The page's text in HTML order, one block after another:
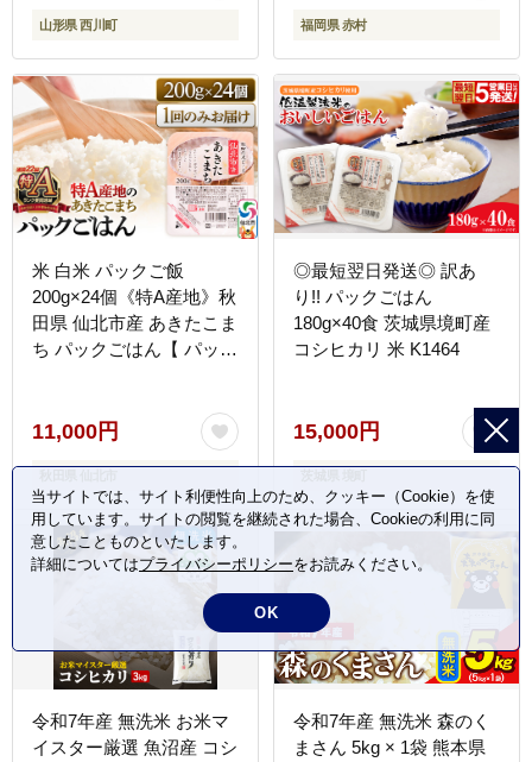
山形県 西川町 福岡県 赤村
米 白米 パックご飯
200g×24個《特A産地》秋
田県 仙北市産 あきたこま
ち パックごはん【 パック
パック レトルト 米】
11,000円
◎最短翌日発送◎ 訳あ
り!! パックごはん
180g×40食 茨城県境町産
コシヒカリ 米 K1464
15,000円
令和7年産 無洗米 お米マ
イスター厳選 魚沼産 コシ
令和7年産 無洗米 森のく
まさん 5kg × 1袋 熊本県
当サイトでは、サイト利便性向上のため、クッキー（Cookie）を使
用しています。サイトの閲覧を継続された場合、Cookieの利用に同
意したことものといたします。
詳細についてはプライバシーポリシーをお読みください。
OK